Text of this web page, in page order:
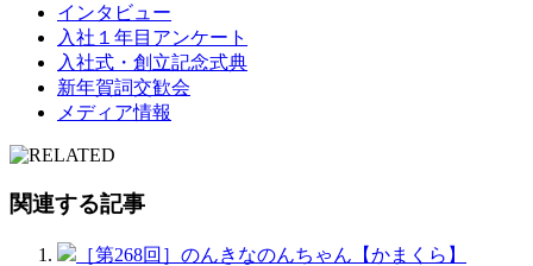
インタビュー
入社１年目アンケート
入社式・創立記念式典
新年賀詞交歓会
メディア情報
関連する記事
［第268回］のんきなのんちゃん【かまくら】